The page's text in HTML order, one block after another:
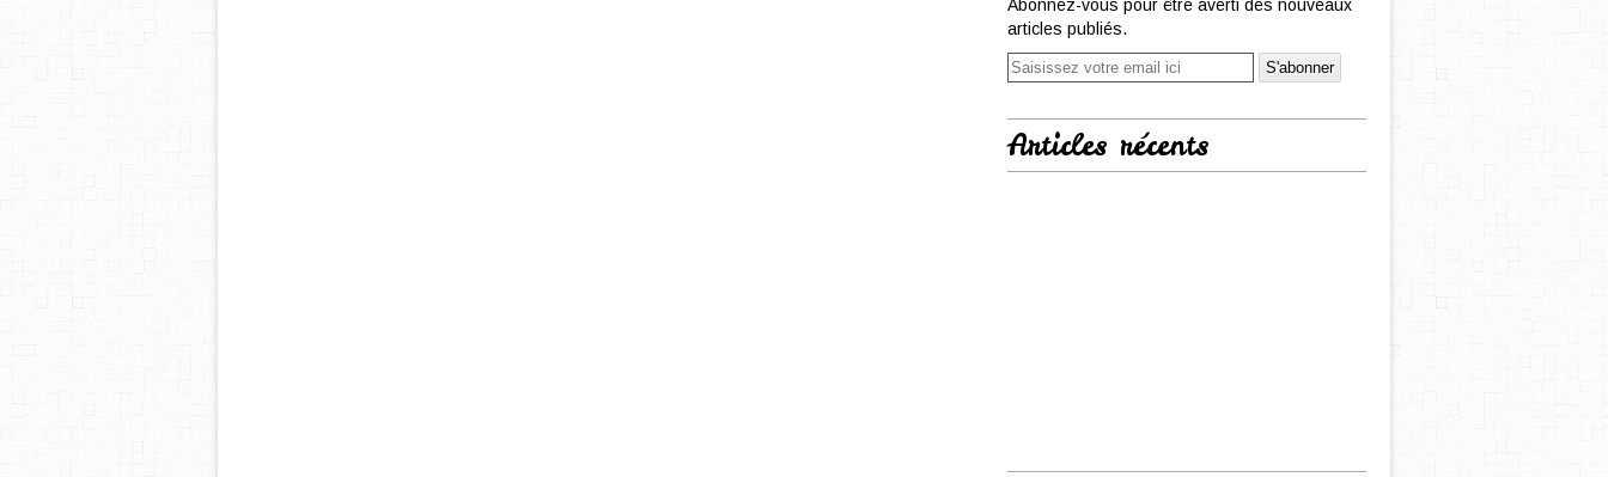
Abonnez-vous pour être averti des nouveaux
articles publiés.
Articles récents